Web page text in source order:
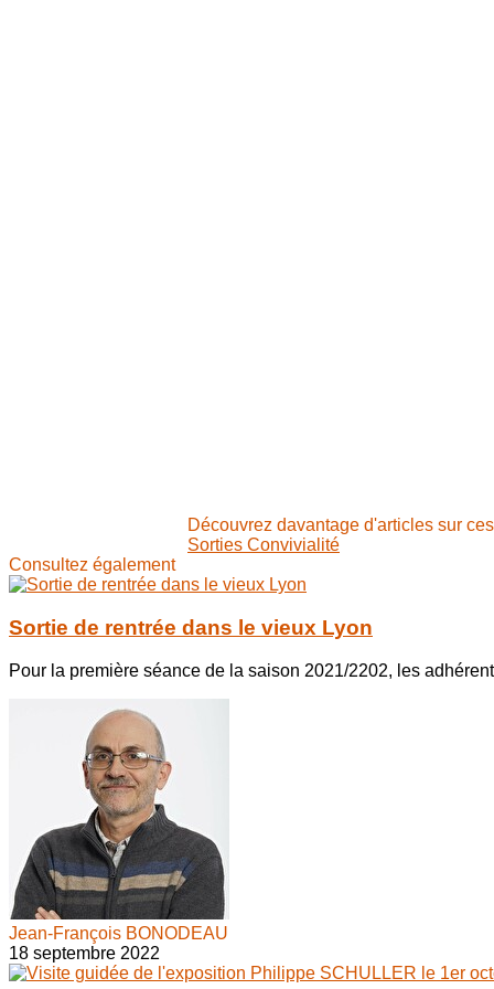
Découvrez davantage d'articles sur
Sorties Convivialité
Consultez également
Sortie de rentrée dans le vieux Lyon
Pour la première séance de la saison 2021/2202, les
Jean-François BONODEAU
18 septembre 2022